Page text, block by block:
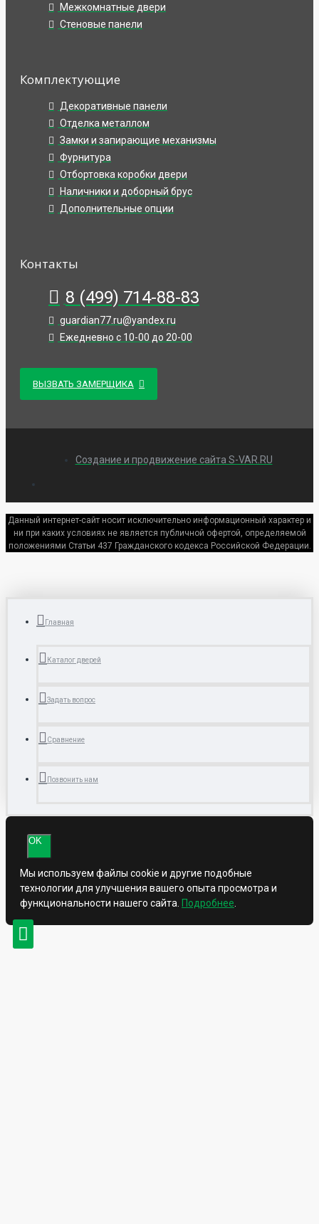
Межкомнатные двери
Стеновые панели
Комплектующие
Декоративные панели
Отделка металлом
Замки и запирающие механизмы
Фурнитура
Отбортовка коробки двери
Наличники и доборный брус
Дополнительные опции
Контакты
8 (499) 714-88-83
guardian77.ru@yandex.ru
Ежедневно с 10-00 до 20-00
ВЫЗВАТЬ ЗАМЕРЩИКА
Создание и продвижение сайта S-VAR.RU
Данный интернет-сайт носит исключительно информационный характер и
ни при каких условиях не является публичной офертой, определяемой
положениями Статьи 437 Гражданского кодекса Российской Федерации.
Главная
Каталог дверей
Задать вопрос
Сравнение
Позвонить нам
OK
Мы используем файлы cookie и другие подобные
технологии для улучшения вашего опыта просмотра и
функциональности нашего сайта. Подробнее.